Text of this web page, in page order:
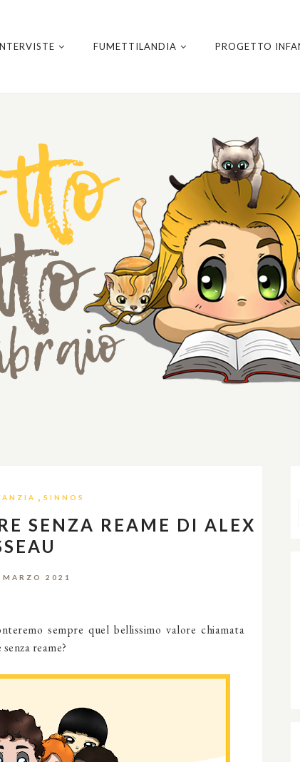
FUMETTILANDIA PROGETTO
, SINNOS
SENZA REAME DI ALEX
2021
sempre quel bellissimo valore chiamata
reame?